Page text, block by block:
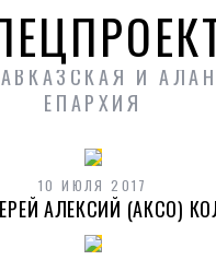
И
ЕПАРХИЯ
10 ИЮЛЯ 2017
АЛЕКСИЙ (АКСО)